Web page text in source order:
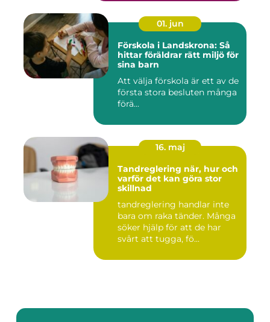
01. jun
Förskola i Landskrona: Så
hittar föräldrar rätt miljö för
sina barn
Att välja förskola är ett av de
första stora besluten många
förä...
16. maj
Tandreglering när, hur och
varför det kan göra stor
skillnad
tandreglering handlar inte
bara om raka tänder. Många
söker hjälp för att de har
svårt att tugga, fö...